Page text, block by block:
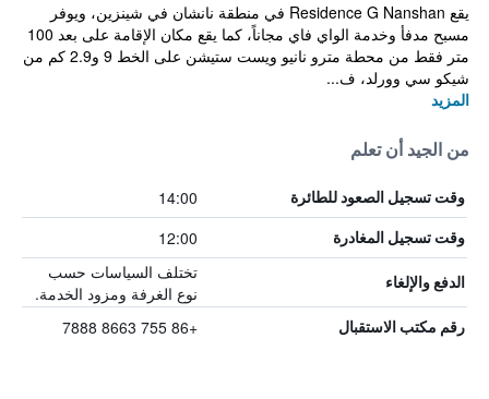
يقع Residence G Nanshan في منطقة نانشان في شينزين، ويوفر
مسبح مدفأ وخدمة الواي فاي مجاناً، كما يقع مكان الإقامة على بعد 100
متر فقط من محطة مترو نانيو ويست ستيشن على الخط 9 و2.9 كم من
شيكو سي وورلد، ف...
المزيد
من الجيد أن تعلم
وقت تسجيل الصعود للطائرة 14:00
وقت تسجيل المغادرة 12:00
الدفع والإلغاء
تختلف السياسات حسب
نوع الغرفة ومزود الخدمة.
رقم مكتب الاستقبال +86 755 8663 7888